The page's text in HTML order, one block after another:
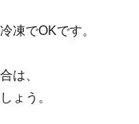
凍でOKです。
は、
ょう。